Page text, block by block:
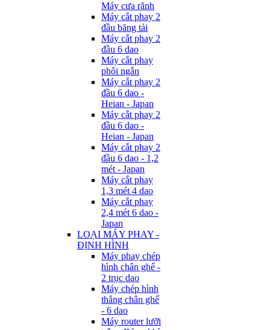
Máy cưa rãnh
Máy cắt phay 2
đầu băng tải
Máy cắt phay 2
đầu 6 dao
Máy cắt phay
phôi ngắn
Máy cắt phay 2
đầu 6 dao -
Heian - Japan
Máy cắt phay 2
đầu 6 dao -
Heian - Japan
Máy cắt phay 2
đầu 6 dao - 1,2
mét - Japan
Máy cắt phay
1,3 mét 4 dao
Máy cắt phay
2,4 mét 6 dao -
Japan
LOẠI MÁY PHAY -
ĐỊNH HÌNH
Máy phay chép
hình chân ghế -
2 trục dao
Máy chép hình
thẳng chân ghế
- 6 dao
Máy router lưỡi